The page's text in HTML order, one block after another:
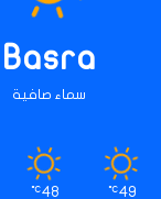
Basra
سماء صافية
49
℃
48
℃